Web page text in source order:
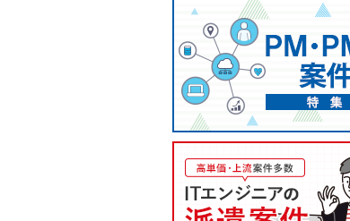
【PM/基本リモート】通信キャリ
ア向け統括PM・進行管理案件
90万円
【案件概要】 携帯キャリア向けソフ